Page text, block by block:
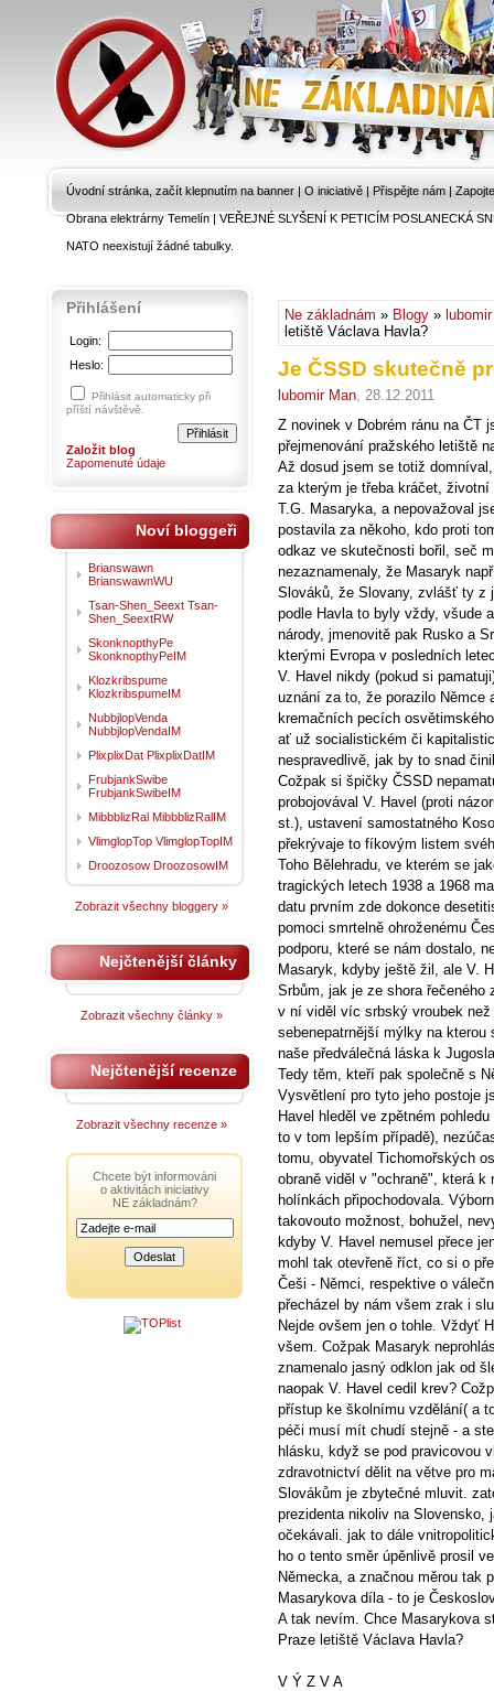
Úvodní stránka, začít klepnutím na banner | O iniciativě | Přispějte nám |
Obrana elektrárny Temelín|VEŘEJNÉ SLYŠENÍ K PETICÍM POSLANECKÁ
NATO neexistují žádné tabulky.
Ne základnám » Blogy »
letiště Václava Havla?
Je ČSSD skutečně
lubomir Man, 28.12.2011
Z novinek v Dobrém ránu na ČT
přejmenování pražského letiště
Až dosud jsem se totiž
za kterým je třeba kráčet,
T.G. Masaryka, a nepovažoval
postavila za někoho, kdo proti
odkaz ve skutečnosti bořil, seč
nezaznamenaly, že Masaryk
Slováků, že Slovany, zvlášť ty z
podle Havla to byly vždy, všude
národy, jmenovitě pak Rusko a
kterými Evropa v posledních
V. Havel nikdy (pokud si
uznání za to, že porazilo
kremačních pecích
ať už socialistickém či
nespravedlivě, jak by to snad
Cožpak si špičky ČSSD
probojovával V. Havel (proti
st.), ustavení samostatného
překrývaje to fíkovým listem
Toho Bělehradu, ve kterém se
tragických letech 1938 a 1968
datu prvním zde dokonce
pomoci smrtelně ohroženému
podporu, které se nám dostalo,
Masaryk, kdyby ještě žil, ale V.
Srbům, jak je ze shora
v ní viděl víc srbský vroubek
sebenepatrnější mýlky na kterou
naše předválečná láska k
Tedy těm, kteří pak společně s
Vysvětlení pro tyto jeho postoje
Havel hleděl ve zpětném
to v tom lepším případě),
tomu, obyvatel Tichomořských
obraně viděl v "ochraně", která k
holínkách připochodovala.
takovouto možnost, bohužel,
kdyby V. Havel nemusel přece
mohl tak otevřeně říct, co si o
Češi - Němci, respektive o
přecházel by nám všem zrak i
Nejde ovšem jen o tohle. Vždyť
všem. Cožpak Masaryk
znamenalo jasný odklon jak od
naopak V. Havel cedil krev?
přístup ke školnímu vzdělání( a
péči musí mít chudí stejně - a
hlásku, když se pod pravicovou
zdravotnictví dělit na větve pro
Slovákům je zbytečné mluvit.
prezidenta nikoliv na
očekávali. jak to dále
ho o tento směr úpěnlivě prosil
Německa, a značnou měrou tak
Masarykova díla - to je
A tak nevím. Chce Masarykova
Praze letiště Václava Havla?
V Ý Z V A
Přihlášení
Login:
Heslo:
Přihlásit automaticky při
příští návštěvě.
Založit blog
Zapomenuté údaje
Noví bloggeři
Brianswawn
BrianswawnWU
Tsan-Shen_Seext Tsan-
Shen_SeextRW
SkonknopthyPe
SkonknopthyPeIM
Klozkribspume
KlozkribspumeIM
NubbjlopVenda
NubbjlopVendaIM
PlixplixDat PlixplixDatIM
FrubjankSwibe
FrubjankSwibeIM
MibbblizRal MibbblizRalIM
VlimglopTop VlimglopTopIM
Droozosow DroozosowIM
Zobrazit všechny bloggery »
Nejčtenější články
Zobrazit všechny články »
Nejčtenější recenze
Zobrazit všechny recenze »
Chcete být informováni
o aktivitách iniciativy
NE základnám?